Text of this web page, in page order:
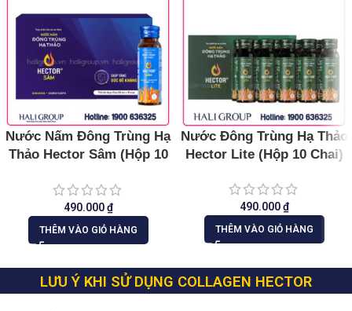
Nước Nấm Đông Trùng Hạ
Thảo Hector Sâm (Hộp 10
490.000₫
THÊM VÀO GIỎ HÀNG
Nước Đông Trùng Hạ Thảo
Hector Lite (Hộp 10 Chai)
490.000₫
THÊM VÀO GIỎ HÀNG
LƯU Ý KHI SỬ DỤNG COLLAGEN HECTOR